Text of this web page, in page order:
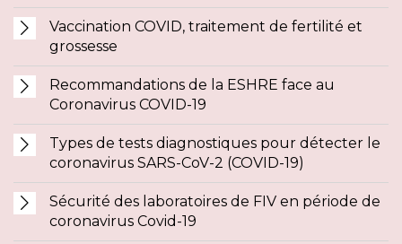
Vaccination COVID, traitement de fertilité et
grossesse
Recommandations de la ESHRE face au
Coronavirus COVID-19
Types de tests diagnostiques pour détecter le
coronavirus SARS-CoV-2 (COVID-19)
Sécurité des laboratoires de FIV en période de
coronavirus Covid-19